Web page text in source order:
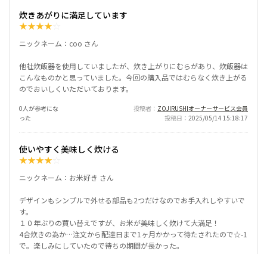
炊きあがりに満足しています
★★★★
ニックネーム：coo さん
他社炊飯器を使用していましたが、炊き上がりにむらがあり、炊飯器は
こんなものかと思っていました。今回の購入品ではむらなく炊き上がる
のでおいしくいただいております。
0人が参考にな
った
投稿者
ZOJIRUSHIオーナーサービス会員
投稿日
2025/05/14 15:18:17
使いやすく美味しく炊ける
★★★★
ニックネーム：お米好き さん
デザインもシンプルで外せる部品も2つだけなのでお手入れしやすいで
す。
１０年ぶりの買い替えですが、お米が美味しく炊けて大満足！
4合炊きの為か…注文から配達日まで1ヶ月かかって待たされたので☆-1
で。楽しみにしていたので待ちの期間が長かった。